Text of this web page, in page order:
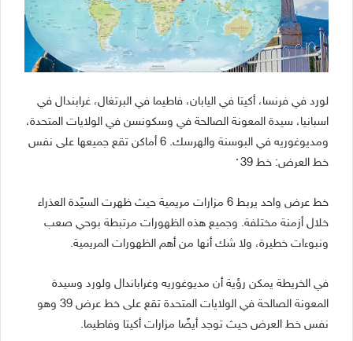
لورد في فرنسا، أكيتا في اليابان، فاطيما في البرتغال، غرابندال في
اسبانيا، سيدة المعونة الصالحة في وسكونسن في الولايات المتحدة،
ومديوغوريه في البوسنة والهرسك. 6 أماكن تقع جميعها على نفس
خط العرض: خط 39 ْ
خط عرض واحد يربط 6 مزارات مريمية حيث ظهرت السيّدة العذراء
خلال أزمنة مختلفة. وجميع هذه الظهورات مرتبطة بوحي صعب
ونبوءات خطيرة، ولا شك أنها من أهم الظهورات المريمية.
في الخريطة يمكن رؤية أن مديوغوريه وغراباندال ولورد وسيدة
المعونة الصالحة في الولايات المتحدة تقع على خط عرض 39 وهو
نفس خط العرض حيث توجد أيضًا مزارات أكيتا وفاطيما.